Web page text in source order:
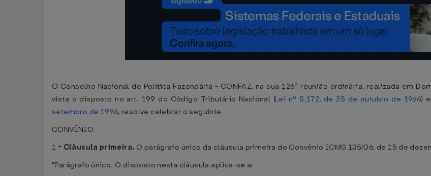
O Conselho Nacional de Política Fazendária - CONFAZ, na sua 126ª reunião ordinária, realizada em
vista o disposto no art. 199 do Código Tributário Nacional (Lei nº 5.172, de 25 de outubro de 1966)
setembro de 1996, resolve celebrar o seguinte
CONVÊNIO
1 - Cláusula primeira. O parágrafo único da cláusula primeira do Convênio ICMS 135/06, de 15 de
"Parágrafo único. O disposto nesta cláusula aplica-se a: